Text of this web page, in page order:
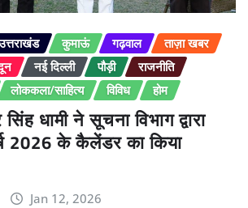
कुमाऊं गढ़वाल
ताज़ा खबर
नई दिल्ली पौड़ी
राजनीति
लोककला/साहित्य विविध होम
धामी ने सूचना विभाग द्वारा
2026 के कैलेंडर का किया
Jan 12, 2026